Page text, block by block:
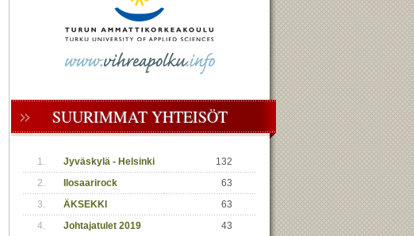
SUURIMMAT YHTEISÖT
1. Jyväskylä - Helsinki
132
2.
Ilosaarirock
63
3.
ÄKSEKKI
63
4.
Johtajatulet 2019
43